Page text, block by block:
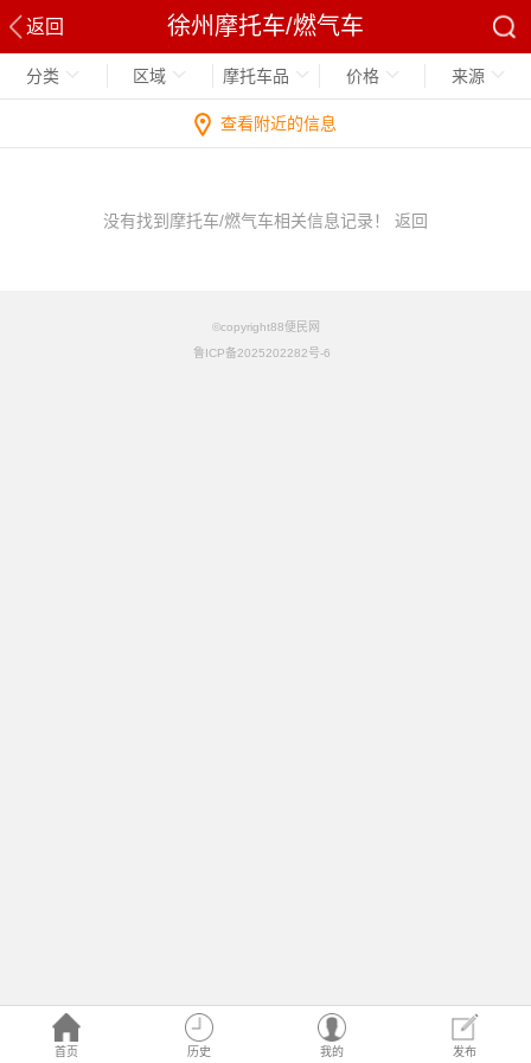
返回 徐州摩托车/燃气车
首页 历史 我的 发布
分类 区域 摩托车品 价格 来源
查看附近的信息
没有找到摩托车/燃气车相关信息记录！ 返回
©copyright88便民网
鲁ICP备2025202282号-6